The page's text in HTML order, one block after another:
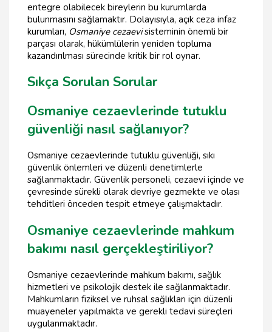
entegre olabilecek bireylerin bu kurumlarda
bulunmasını sağlamaktır. Dolayısıyla, açık ceza infaz
kurumları, Osmaniye cezaevisisteminin önemli bir
parçası olarak, hükümlülerin yeniden topluma
kazandırılması sürecinde kritik bir rol oynar.
Sıkça Sorulan Sorular
Osmaniye cezaevlerinde tutuklu
güvenliği nasıl sağlanıyor?
Osmaniye cezaevlerinde tutuklu güvenliği, sıkı
güvenlik önlemleri ve düzenli denetimlerle
sağlanmaktadır. Güvenlik personeli, cezaevi içinde ve
çevresinde sürekli olarak devriye gezmekte ve olası
tehditleri önceden tespit etmeye çalışmaktadır.
Osmaniye cezaevlerinde mahkum
bakımı nasıl gerçekleştiriliyor?
Osmaniye cezaevlerinde mahkum bakımı, sağlık
hizmetleri ve psikolojik destek ile sağlanmaktadır.
Mahkumların fiziksel ve ruhsal sağlıkları için düzenli
muayeneler yapılmakta ve gerekli tedavi süreçleri
uygulanmaktadır.